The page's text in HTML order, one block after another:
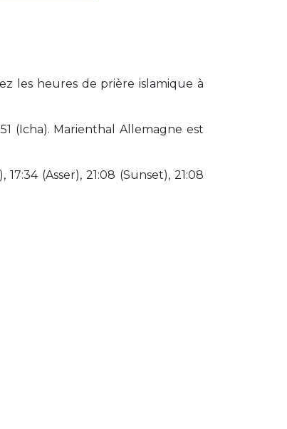
les heures de prière islamique à
(Icha). Marienthal Allemagne est
(Asser), 21:08 (Sunset), 21:08